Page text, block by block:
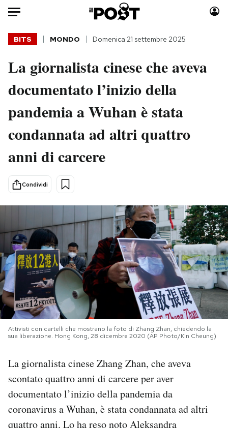
Auto
HOME
Politica
Tecnologia
Scienza
Economia
Moda
Consumismi
Storie/Idee
Ok Boomer!
PODCAST
NEWSLETTER
I MIEI PREFERITI
CALENDARIO
AREA PERSONALE
BITS MONDO Domenica 21 settembre 2025
La giornalista cinese che aveva
documentato l’inizio della
pandemia a Wuhan è stata
condannata ad altri quattro
anni di carcere
Condividi
Attivisti con cartelli che mostrano la foto di Zhang Zhan, chiedendo la
sua liberazione. Hong Kong, 28 dicembre 2020 (AP Photo/Kin Cheung)
La giornalista cinese Zhang Zhan, che aveva
scontato quattro anni di carcere per aver
documentato l’inizio della pandemia da
coronavirus a Wuhan, è stata condannata ad altri
quattro anni. Loha reso notoAleksandra